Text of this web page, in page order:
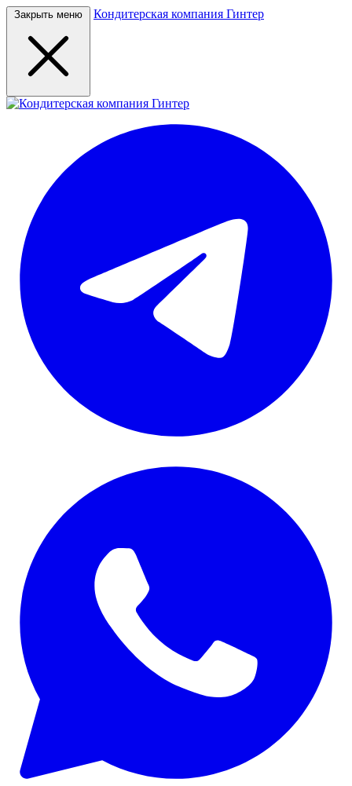
Закрыть меню Кондитерская компания Гинтер